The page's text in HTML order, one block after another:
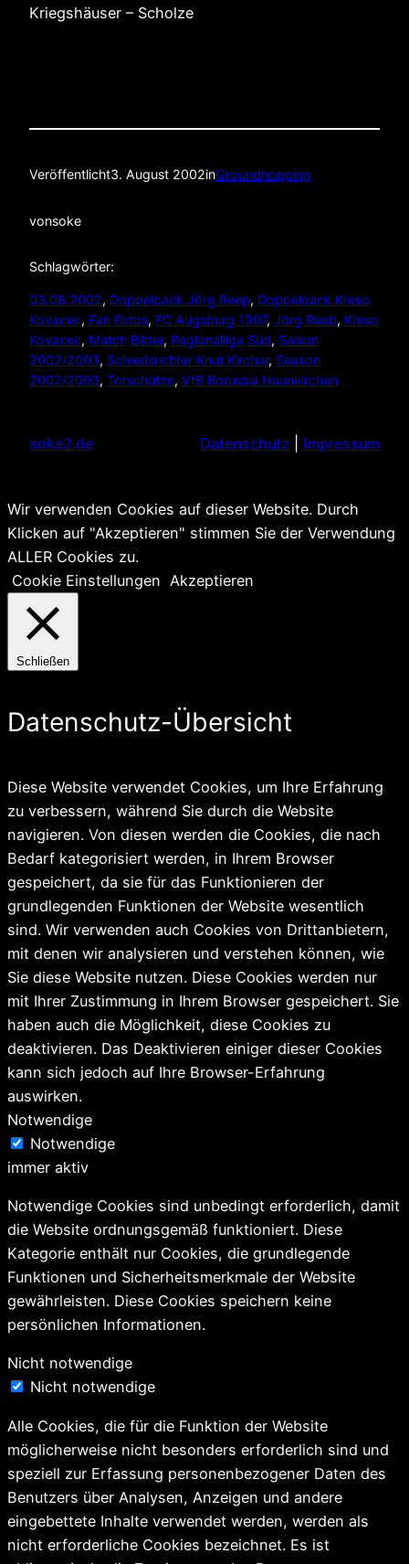
Kriegshäuser – Scholze
Veröffentlicht3. August 2002inGroundhopping
vonsoke
Schlagwörter:
03.08.2002, Doppelpack Jörg Reep, Doppelpack Kreso
Kovacec, Fan Fotos, FC Augsburg 1907, Jörg Reeb, Kreso
Kovacec, Match Bilder, Regionalliga Süd, Saison
2002/2003, Schiedsrichter Knut Kircher, Season
2002/2003, Torschütze, VfB Borussia Neunkirchen
soke2.de Datenschutz Impressum
Wir verwenden Cookies auf dieser Website. Durch
Klicken auf "Akzeptieren" stimmen Sie der Verwendung
ALLER Cookies zu.
Cookie Einstellungen Akzeptieren
Schließen
Datenschutz-Übersicht
Diese Website verwendet Cookies, um Ihre Erfahrung
zu verbessern, während Sie durch die Website
navigieren. Von diesen werden die Cookies, die nach
Bedarf kategorisiert werden, in Ihrem Browser
gespeichert, da sie für das Funktionieren der
grundlegenden Funktionen der Website wesentlich
sind. Wir verwenden auch Cookies von Drittanbietern,
mit denen wir analysieren und verstehen können, wie
Sie diese Website nutzen. Diese Cookies werden nur
mit Ihrer Zustimmung in Ihrem Browser gespeichert. Sie
haben auch die Möglichkeit, diese Cookies zu
deaktivieren. Das Deaktivieren einiger dieser Cookies
kann sich jedoch auf Ihre Browser-Erfahrung
auswirken.
Notwendige
Notwendige
immer aktiv
Notwendige Cookies sind unbedingt erforderlich, damit
die Website ordnungsgemäß funktioniert. Diese
Kategorie enthält nur Cookies, die grundlegende
Funktionen und Sicherheitsmerkmale der Website
gewährleisten. Diese Cookies speichern keine
persönlichen Informationen.
Nicht notwendige
Nicht notwendige
Alle Cookies, die für die Funktion der Website
möglicherweise nicht besonders erforderlich sind und
speziell zur Erfassung personenbezogener Daten des
Benutzers über Analysen, Anzeigen und andere
eingebettete Inhalte verwendet werden, werden als
nicht erforderliche Cookies bezeichnet. Es ist